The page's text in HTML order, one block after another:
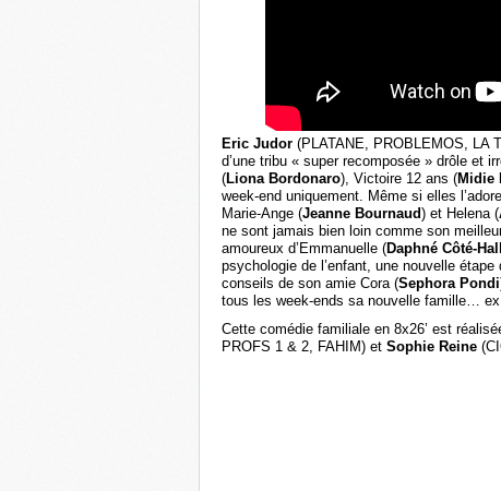
Eric Judor (PLATANE, PROBLEMOS, LA
d’une tribu « super recomposée » drôle et
(Liona Bordonaro), Victoire 12 ans (Midie
week-end uniquement. Même si elles
Marie-Ange (Jeanne Bournaud) et Helena (
ne sont jamais bien loin comme son
amoureux d’Emmanuelle (Daphné Côté-
psychologie de l’enfant, une nouvelle
conseils de son amie Cora (Sephora Pondi
tous les week-ends sa nouvelle famille…
Cette comédie familiale en 8x26’ est
PROFS 1 & 2, FAHIM) et Sophie Reine